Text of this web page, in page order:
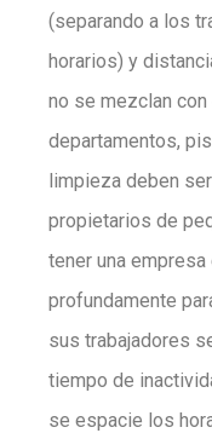
(separando a los
horarios) y
no se mezclan
departamentos,
limpieza deben
propietarios de
tener una
profundamente
sus trabajadores
tiempo de
se espacie los